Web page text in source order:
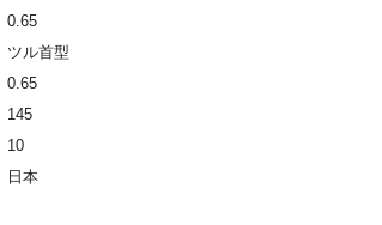
0.65
ツル首型
0.65
145
10
日本